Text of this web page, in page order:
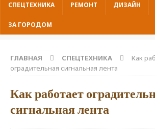
СПЕЦТЕХНИКА РЕМОНТ ДИЗАЙН
ЗА ГОРОДОМ
ГЛАВНАЯ СПЕЦТЕХНИКА
Как
оградительная сигнальная лента
Как работает
сигнальная лента